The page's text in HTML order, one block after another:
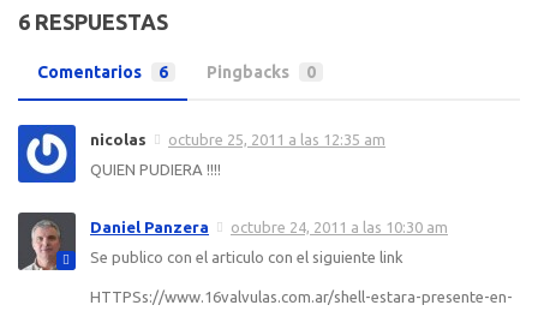
6 RESPUESTAS
Comentarios 6 Pingbacks 0
nicolas
octubre 25, 2011 a las 12:35 am
QUIEN PUDIERA !!!!
Daniel Panzera
octubre 24, 2011 a las 10:30 am
Se publico con el articulo con el siguiente link
HTTPSs://www.16valvulas.com.ar/shell-estara-presente-en-